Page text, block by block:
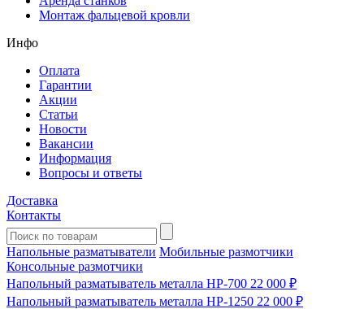
Монтаж фальцевой кровли
Инфо
Оплата
Гарантии
Акции
Статьи
Новости
Вакансии
Информация
Вопросы и ответы
Доставка
Контакты
Напольные разматыватели Мобильные размотчики
Консольные размотчики
Напольный разматыватель металла HP-700 22 000 ₽
Напольный разматыватель металла HP-1250 22 000 ₽